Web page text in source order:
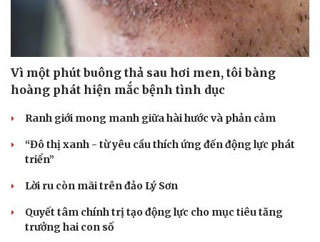
Vì một phút buông thả sau hơi men, tôi bàng
hoàng phát hiện mắc bệnh tình dục
Ranh giới mong manh giữa hài hước và phản cảm
“Đô thị xanh - từ yêu cầu thích ứng đến động lực phát
triển”
Lời ru còn mãi trên đảo Lý Sơn
Quyết tâm chính trị tạo động lực cho mục tiêu tăng
trưởng hai con số